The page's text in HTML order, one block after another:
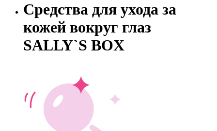
Средства для ухода за
кожей вокруг глаз
SALLY`S BOX